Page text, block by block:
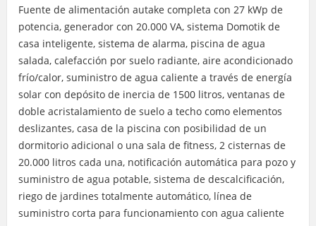
Fuente de alimentación autake completa con 27 kWp de
potencia, generador con 20.000 VA, sistema Domotik de
casa inteligente, sistema de alarma, piscina de agua
salada, calefacción por suelo radiante, aire acondicionado
frío/calor, suministro de agua caliente a través de energía
solar con depósito de inercia de 1500 litros, ventanas de
doble acristalamiento de suelo a techo como elementos
deslizantes, casa de la piscina con posibilidad de un
dormitorio adicional o una sala de fitness, 2 cisternas de
20.000 litros cada una, notificación automática para pozo y
suministro de agua potable, sistema de descalcificación,
riego de jardines totalmente automático, línea de
suministro corta para funcionamiento con agua caliente